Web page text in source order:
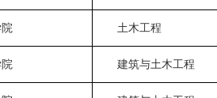
土木工程
建筑与土木工程